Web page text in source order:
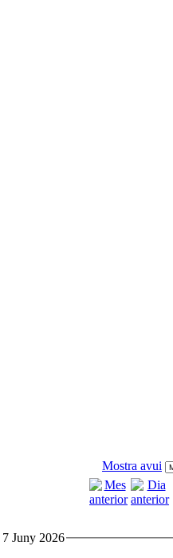
Mostra avui
7 Juny 2026